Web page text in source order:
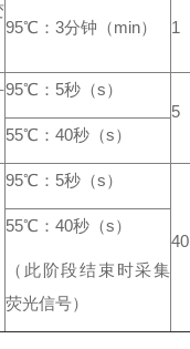
95℃：3分钟（min） 1
95℃：5秒（s）
5
55℃：40秒（s）
95℃：5秒（s）
40
55℃：40秒（s）
（此阶段结束时采集
荧光信号）